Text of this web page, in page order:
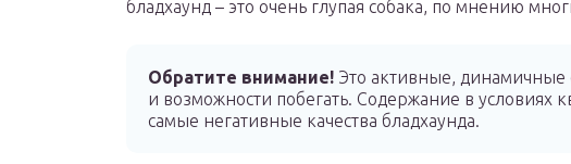
бладхаунд – это очень глупая собака, по мнению
Обратите внимание! Это активные, динамичные
и возможности побегать. Содержание в условиях
самые негативные качества бладхаунда.